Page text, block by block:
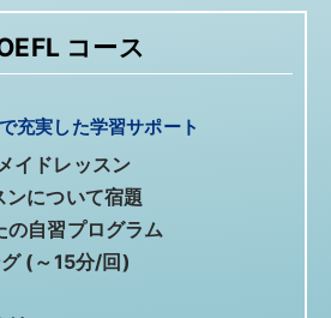
コース
充実した学習サポート
イドレッスン
について宿題
自習プログラム
(～15分/回)